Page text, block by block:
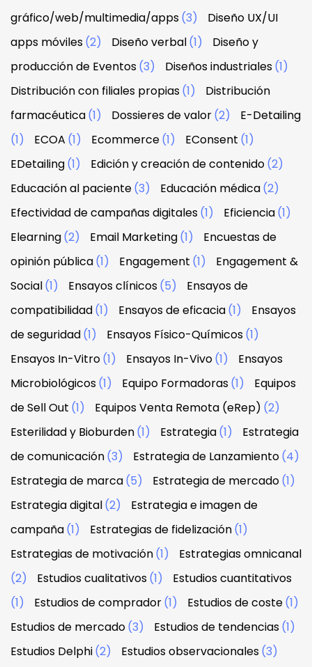
gráfico/web/multimedia/apps(3)
Diseño UX/UI
apps móviles(2) Diseño verbal(1)
Diseño y
producción de Eventos(3) Diseños industriales(1)
Distribución con filiales propias(1)
Distribución
farmacéutica(1) Dossieres de valor(2)
E-Detailing
(1)
ECOA (1) Ecommerce(1) EConsent (1)
EDetailing(1) Edición y creación de contenido(2)
Educación al paciente(3) Educación médica(2)
Efectividad de campañas digitales(1) Eficiencia(1)
Elearning(2) Email Marketing(1)
Encuestas de
opinión pública(1) Engagement (1)
Engagement &
Social(1) Ensayos clínicos(5)
Ensayos de
compatibilidad(1) Ensayos de eficacia(1)
Ensayos
de seguridad(1) Ensayos Físico-Químicos(1)
Ensayos In-Vitro(1) Ensayos In-Vivo(1)
Ensayos
Microbiológicos(1) Equipo Formadoras(1)
Equipos
de Sell Out (1) Equipos Venta Remota (eRep) (2)
Esterilidad y Bioburden(1) Estrategia(1)
Estrategia
de comunicación(3) Estrategia de Lanzamiento(4)
Estrategia de marca(5) Estrategia de mercado(1)
Estrategia digital(2)
Estrategia e imagen de
campaña(1) Estrategias de fidelización(1)
Estrategias de motivación(1)
Estrategias omnicanal
(2)
Estudios cualitativos(1)
Estudios cuantitativos
(1)
Estudios de comprador(1) Estudios de coste(1)
Estudios de mercado(3) Estudios de tendencias(1)
Estudios Delphi(2) Estudios observacionales(3)